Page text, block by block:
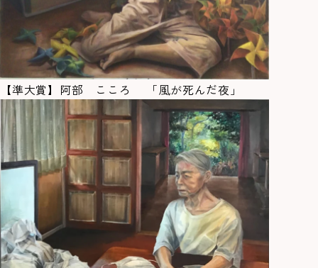
【準大賞】阿部 こころ 「風が死んだ夜」